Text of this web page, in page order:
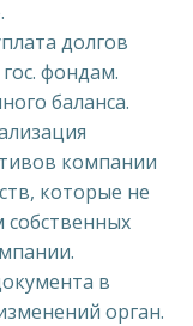
долгов
фондам.
баланса.
компании
которые не
в
орган.